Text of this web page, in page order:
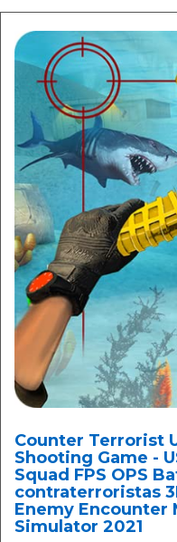
Counter Terrorist
Shooting Game -
Squad FPS OPS
contraterroristas
Enemy Encounter
Simulator 2021